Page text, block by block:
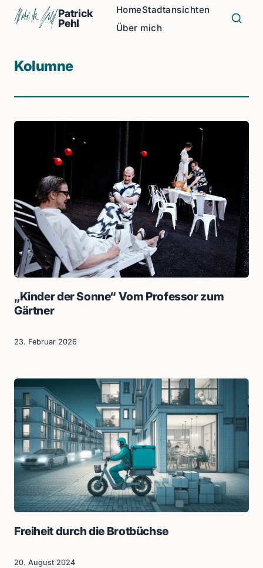
Patrick
Pehl
HomeStadtansichten
Über mich
Kolumne
„Kinder der Sonne“ Vom Professor zum
Gärtner
23. Februar 2026
Freiheit durch die Brotbüchse
20. August 2024